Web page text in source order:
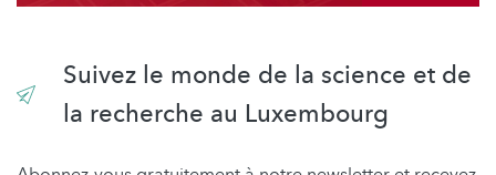
Suivez le monde de la science et de
la recherche au Luxembourg